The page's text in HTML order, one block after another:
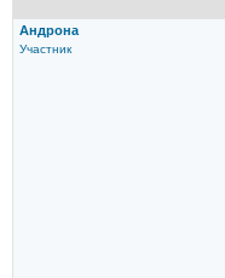
Андрона
Участник